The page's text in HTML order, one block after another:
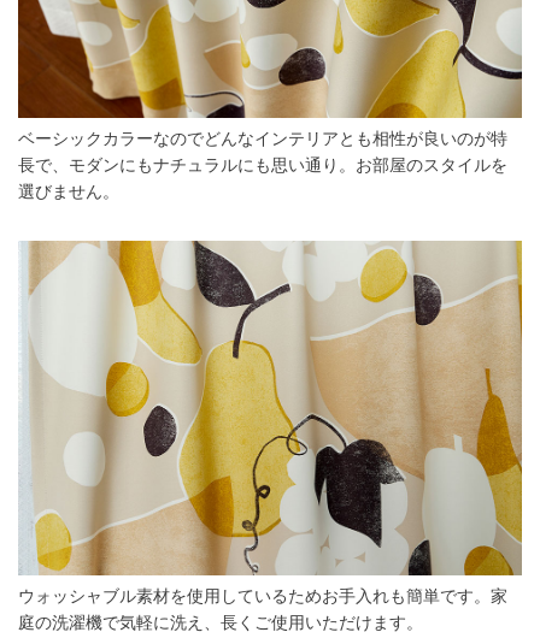
ベーシックカラーなのでどんなインテリアとも相性が良いのが特
長で、モダンにもナチュラルにも思い通り。お部屋のスタイルを
選びません。
ウォッシャブル素材を使用しているためお手入れも簡単です。家
庭の洗濯機で気軽に洗え、長くご使用いただけます。